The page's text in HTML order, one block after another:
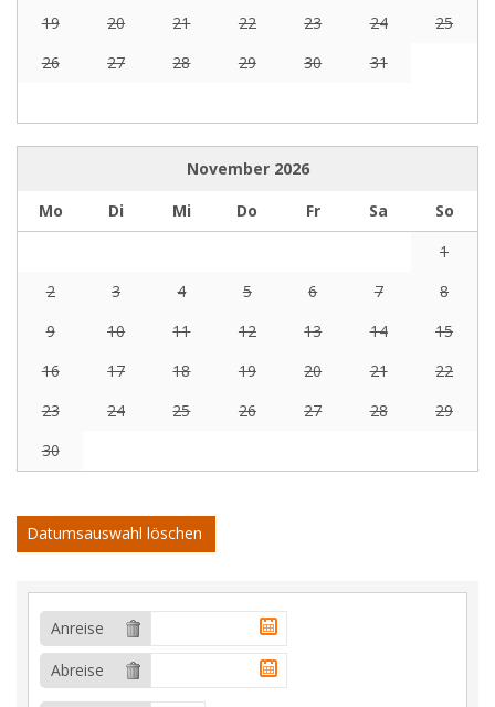
19
20 21 22 23 24
25
26
27 28 29 30 31
November 2026
Mo
Di Mi Do Fr Sa
So
1
2
3 4 5 6 7
8
9
10 11 12 13 14
15
16
17 18 19 20 21
22
23
24 25 26 27 28
29
30
Datumsauswahl löschen
Anreise
Abreise